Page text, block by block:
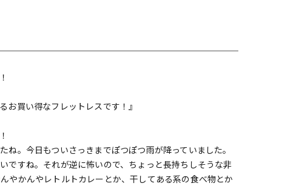
機器 リ
お買い得なフレットレスです！』
。今日もついさっきまでぽつぽつ雨が降っていました。
ですね。それが逆に怖いので、ちょっと長持ちしそうな非
やかんやレトルトカレーとか、干してある系の食べ物とか